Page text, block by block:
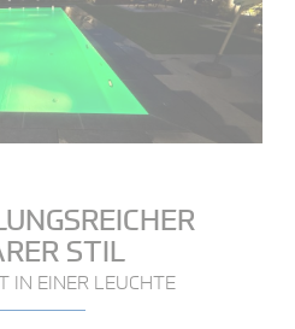
STIL
IN EINER LEUCHTE